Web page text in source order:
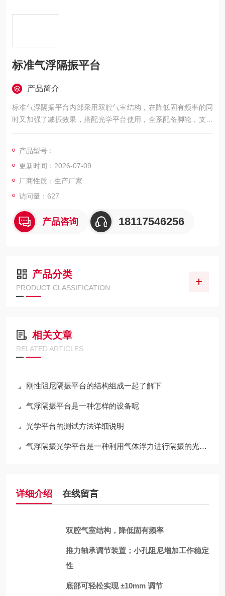
标准气浮隔振平台
产品简介
标准气浮隔振平台内部采用双腔气室结构，在降低固有频率的同
时又加强了减振效果，搭配光学平台使用，全系配备脚轮，支架
可定制无磁材质，（可选配膜片保护器）推荐对于振动要求较高
产品型号：
更新时间：2026-07-09
厂商性质：生产厂家
访问量：627
产品咨询 18117546256
产品分类
PRODUCT CLASSIFICATION
相关文章
RELATED ARTICLES
刚性阻尼隔振平台的结构组成一起了解下
气浮隔振平台是一种怎样的设备呢
光学平台的测试方法详细说明
气浮隔振光学平台是一种利用气体浮力进行隔振的光学平台
详细介绍 在线留言
双腔气室结构，降低固有频率
推力轴承调节装置；小孔阻尼增加工作稳定
性
底部可轻松实现 ±10mm 调节